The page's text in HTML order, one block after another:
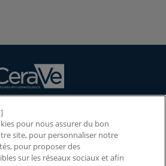
pour nous assurer du bon
site, pour personnaliser notre
pour proposer des
sur les réseaux sociaux et afin